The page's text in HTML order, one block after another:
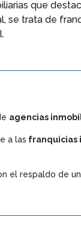
que
trata de
agencias
a las franquicias
el respaldo de